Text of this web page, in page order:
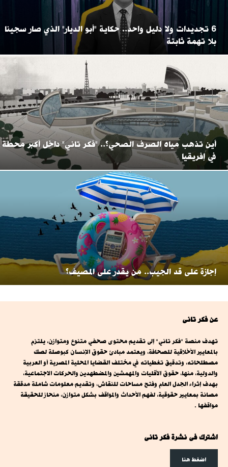
6 تجديدات ولا دليل واحد.. حكاية "أبو الديار" الذي صار سجينا
بلا تهمة ثابتة
أين تذهب مياه الصرف الصحي؟.. "فكر تاني" داخل أكبر محطة
في إفريقيا
إجازة على قد الجيب.. من يقدر على المصيف؟
عن فكر تانى
تهدف منصة "فكر تاني" إلى تقديم محتوى صحفي متنوع ومتوازن، يلتزم
بالمعايير الأخلاقية للصحافة، ويعتمد مبادئ حقوق الإنسان كبوصلة لصك
مصطلحاته، وتدقيق تغطياته في مختلف القضايا المحلية المصرية أو العربية
والدولية، منها، حقوق الأقليات والمهمشين والمضطهدين والحركات الاجتماعية،
بهدف إثراء الجدل العام وفتح مساحات للنقاش، وتقديم معلومات شاملة مدققة
مصانة بمعايير حقوقية، لفهم الأحداث والمواقف بشكل متوازن، منحاز للحقيقة
مواقفها .
اشترك فى نشرة فكر تانى
اضغط هنا